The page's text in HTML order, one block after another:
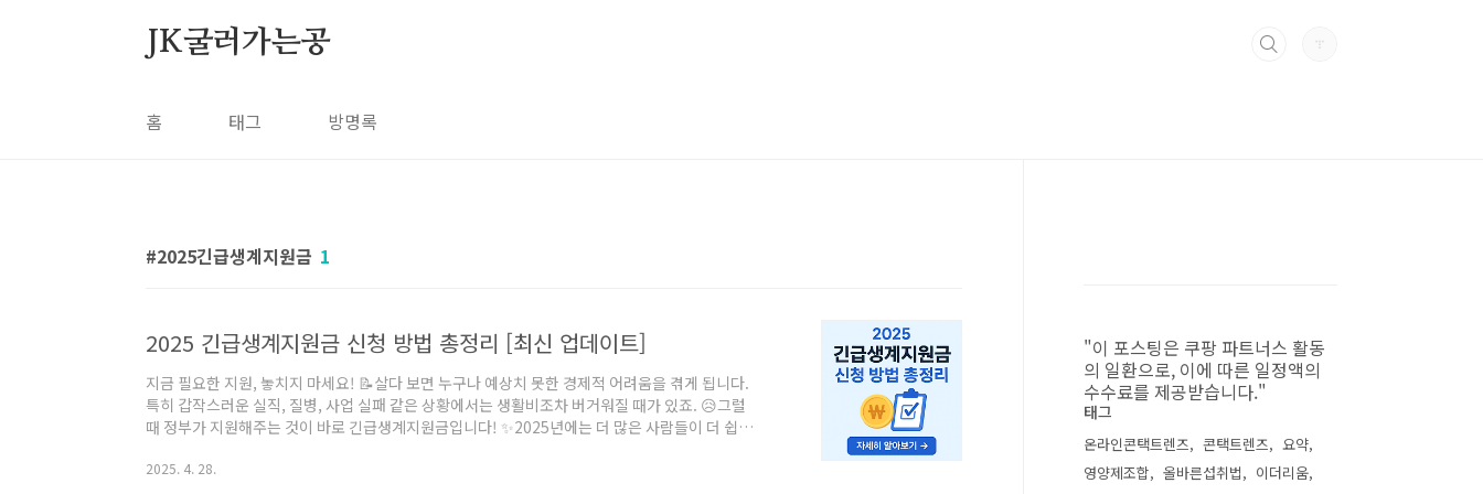
JK굴러가는공
홈 태그 방명록
2025긴급생계지원금 1
2025 긴급생계지원금 신청 방법 총정리 [최신 업데이트]
지금 필요한 지원, 놓치지 마세요! 📝살다 보면 누구나 예상치 못한 경제적 어려움을 겪게 됩니다.
특히 갑작스러운 실직, 질병, 사업 실패 같은 상황에서는 생활비조차 버거워질 때가 있죠. 😥그럴
때 정부가 지원해주는 것이 바로 긴급생계지원금입니다! ✨2025년에는 더 많은 사람들이 더 쉽게
의사항까지알차게 정리해드릴게요. ✅긴급생계지원금이란?긴급생계지원금은 갑작스런 위기 상
2025. 4. 28.
"이 포스팅은 쿠팡 파트너스 활동
의 일환으로, 이에 따른 일정액의
수수료를 제공받습니다."
태그
온라인콘택트렌즈 콘택트렌즈
요약
영양제조합
올바른섭취법
이더리움